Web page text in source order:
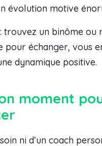
évolution motive
trouvez un binôme ou
pour échanger, vous
dynamique positive.
moment
ni d’un coach